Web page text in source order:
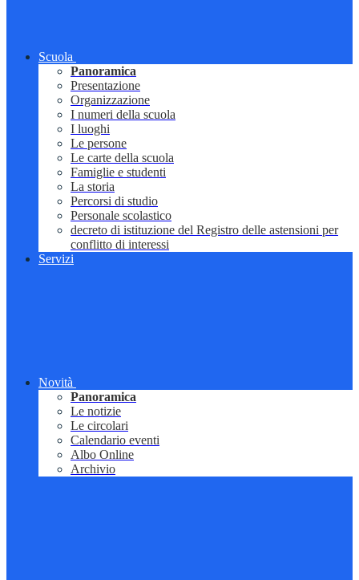
Scuola
Panoramica
Presentazione
Organizzazione
I numeri della scuola
I luoghi
Le persone
Le carte della scuola
Famiglie e studenti
La storia
Percorsi di studio
Personale scolastico
decreto di istituzione del Registro delle astensioni per
conflitto di interessi
Servizi
Novità
Panoramica
Le notizie
Le circolari
Calendario eventi
Albo Online
Archivio